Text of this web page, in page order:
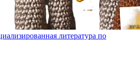
литература по